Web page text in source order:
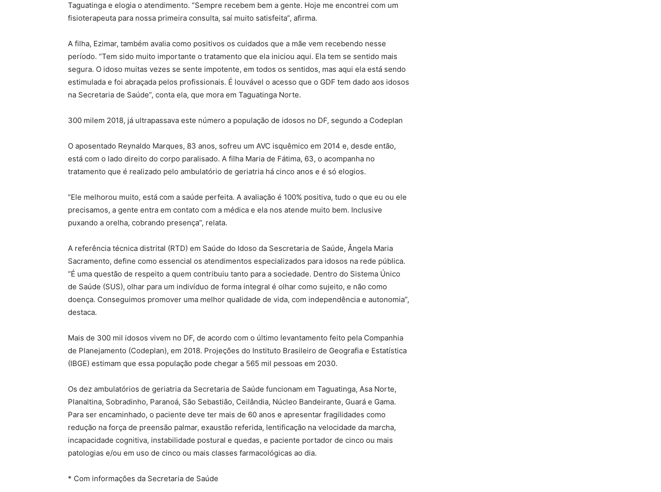
Taguatinga e elogia o atendimento. “Sempre recebem bem a gente. Hoje me encontrei com um
fisioterapeuta para nossa primeira consulta, saí muito satisfeita”, afirma.
A filha, Ezimar, também avalia como positivos os cuidados que a mãe vem recebendo nesse
período. “Tem sido muito importante o tratamento que ela iniciou aqui. Ela tem se sentido mais
segura. O idoso muitas vezes se sente impotente, em todos os sentidos, mas aqui ela está sendo
estimulada e foi abraçada pelos profissionais. É louvável o acesso que o GDF tem dado aos idosos
na Secretaria de Saúde”, conta ela, que mora em Taguatinga Norte.
300 milem 2018, já ultrapassava este número a população de idosos no DF, segundo a Codeplan
O aposentado Reynaldo Marques, 83 anos, sofreu um AVC isquêmico em 2014 e, desde então,
está com o lado direito do corpo paralisado. A filha Maria de Fátima, 63, o acompanha no
tratamento que é realizado pelo ambulatório de geriatria há cinco anos e é só elogios.
“Ele melhorou muito, está com a saúde perfeita. A avaliação é 100% positiva, tudo o que eu ou ele
precisamos, a gente entra em contato com a médica e ela nos atende muito bem. Inclusive
puxando a orelha, cobrando presença”, relata.
A referência técnica distrital (RTD) em Saúde do Idoso da Sescretaria de Saúde, Ângela Maria
Sacramento, define como essencial os atendimentos especializados para idosos na rede pública.
“É uma questão de respeito a quem contribuiu tanto para a sociedade. Dentro do Sistema Único
de Saúde (SUS), olhar para um indivíduo de forma integral é olhar como sujeito, e não como
doença. Conseguimos promover uma melhor qualidade de vida, com independência e autonomia”,
destaca.
Mais de 300 mil idosos vivem no DF, de acordo com o último levantamento feito pela Companhia
de Planejamento (Codeplan), em 2018. Projeções do Instituto Brasileiro de Geografia e Estatística
(IBGE) estimam que essa população pode chegar a 565 mil pessoas em 2030.
Os dez ambulatórios de geriatria da Secretaria de Saúde funcionam em Taguatinga, Asa Norte,
Planaltina, Sobradinho, Paranoá, São Sebastião, Ceilândia, Núcleo Bandeirante, Guará e Gama.
Para ser encaminhado, o paciente deve ter mais de 60 anos e apresentar fragilidades como
redução na força de preensão palmar, exaustão referida, lentificação na velocidade da marcha,
incapacidade cognitiva, instabilidade postural e quedas, e paciente portador de cinco ou mais
patologias e/ou em uso de cinco ou mais classes farmacológicas ao dia.
* Com informações da Secretaria de Saúde